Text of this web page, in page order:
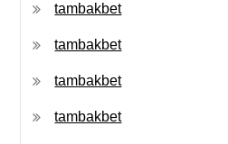
tambakbet
tambakbet
tambakbet
tambakbet